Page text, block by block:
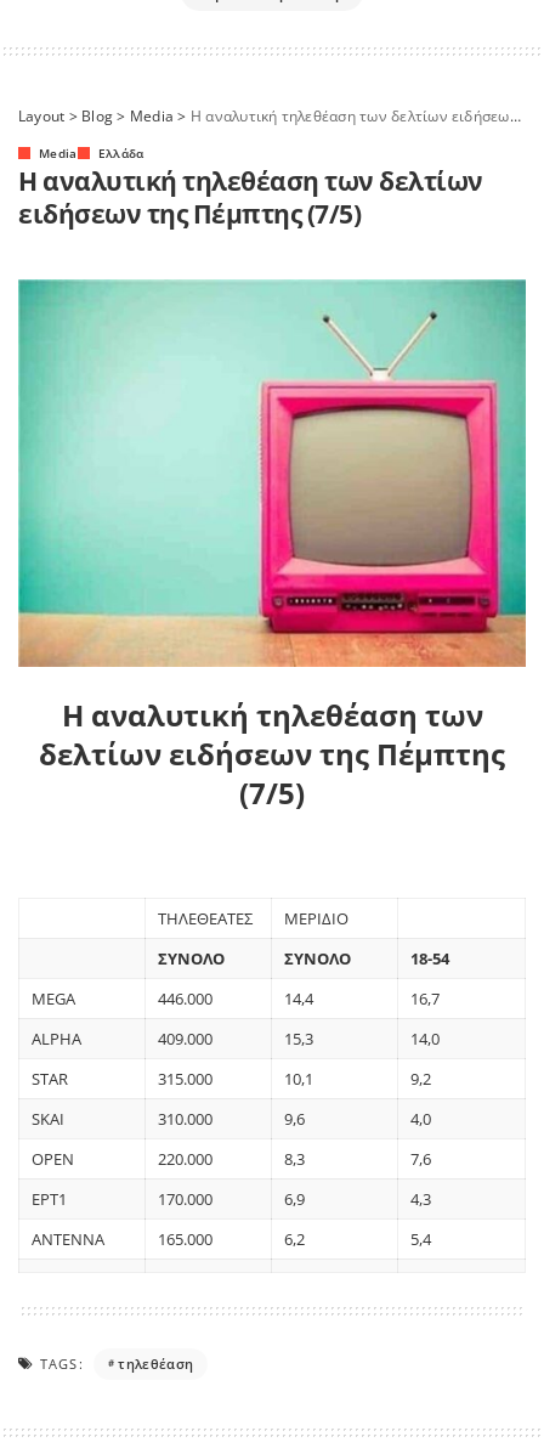
Layout > Blog> Media > Η αναλυτική τηλεθέαση των δελτίων ειδήσεων της Πέμπτης (7/5)
Media Ελλάδα
Η αναλυτική τηλεθέαση των δελτίων
ειδήσεων της Πέμπτης (7/5)
Η αναλυτική τηλεθέαση των
δελτίων ειδήσεων της Πέμπτης
(7/5)
ΤΗΛΕΘΕΑΤΕΣ
ΜΕΡΙΔΙΟ
ΣΥΝΟΛΟ
ΣΥΝΟΛΟ
18-54
MEGA
446.000 14,4
16,7
ALPHA
409.000 15,3
14,0
STAR
315.000 10,1
9,2
SKAI
310.000 9,6
4,0
OPEN
220.000 8,3
7,6
ΕΡΤ1
170.000 6,9
4,3
ANTENNA
165.000 6,2 5,4
TAGS: τηλεθέαση